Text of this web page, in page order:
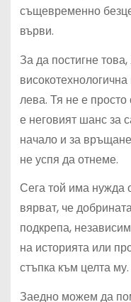
същевременно
върви.
За да постигне
лева. Тя не е
е неговият шанс за
начало и за
не успя да отнеме.
Сега той има нужда
вярват, че
подкрепа,
на историята или
стъпка към целта му.
Заедно можем да